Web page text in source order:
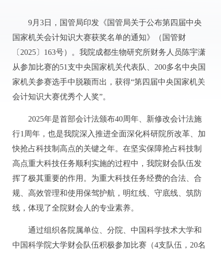
9月3日，国管局印发《国管局关于公布第四届中央
国家机关会计知识大赛获奖名单的通知》（国管财
〔2025〕163号）。我院成都生物研究所财务人员陈宇潇
从参加比赛的51支中央国家机关代表队、200多名中央国
家机关参赛选手中脱颖而出，获得“第四届中央国家机关
会计知识大赛优秀个人奖”。
2025年是首部会计法颁布40周年、新修改会计法施
行1周年，也是我院深入推进全面深化科研院所改革、加
快抢占科技制高点的关键之年。在坚实保障抢占科技制
高点重大科技任务顺利实施的过程中，我院财会队伍发
挥了极其重要的作用。为重大科技任务经费的合法、合
规、高效管理和使用保驾护航，明红线、守底线、筑防
线，体现了全院财会人的专业素养。
通过组织各院属单位、分院、中国科学技术大学和
中国科学院大学财会队伍积极参加比赛（4支队伍，20名